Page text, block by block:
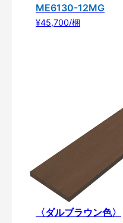
ME6130-12MG
¥45,700/梱
〈ダルブラウン色〉